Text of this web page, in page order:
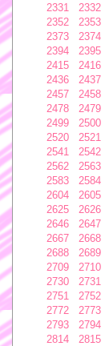
2331
2332
2352
2353
2373
2374
2394
2395
2415
2416
2436
2437
2457
2458
2478
2479
2499
2500
2520
2521
2541
2542
2562
2563
2583
2584
2604
2605
2625
2626
2646
2647
2667
2668
2688
2689
2709
2710
2730
2731
2751
2752
2772
2773
2793
2794
2814
2815